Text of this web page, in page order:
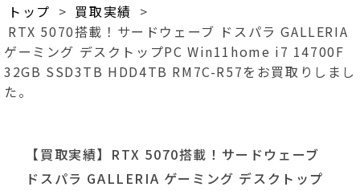
トップ > 買取実績 >
RTX 5070搭載！サードウェーブ ドスパラ GALLERIA
ゲーミング デスクトップPC Win11home i7 14700F
32GB SSD3TB HDD4TB RM7C-R57をお買取りしまし
た。
【買取実績】RTX 5070搭載！サードウェーブ
ドスパラ GALLERIA ゲーミング デスクトップ